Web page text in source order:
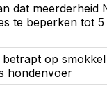
dat meerderheid
te beperken tot
op
hondenvoer